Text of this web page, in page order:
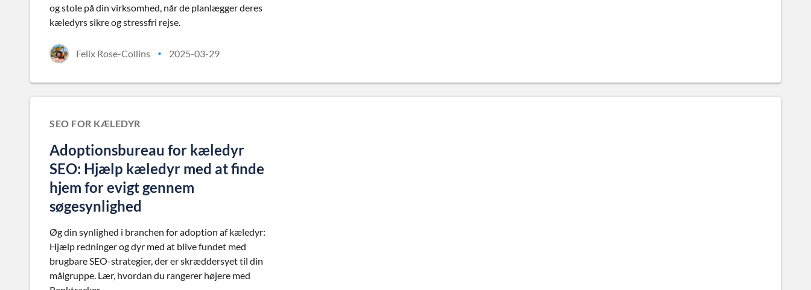
og stole på din virksomhed, når de planlægger deres
kæledyrs sikre og stressfri rejse.
Felix Rose-Collins • 2025-03-29
SEO FOR KÆLEDYR
Adoptionsbureau for kæledyr
SEO: Hjælp kæledyr med at finde
hjem for evigt gennem
søgesynlighed
Øg din synlighed i branchen for adoption af kæledyr:
Hjælp redninger og dyr med at blive fundet med
brugbare SEO-strategier, der er skræddersyet til din
målgruppe. Lær, hvordan du rangerer højere med